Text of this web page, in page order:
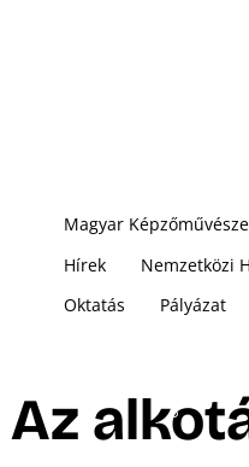
Magyar
Hírek
Nemzetközi
Oktatás
Pályázat
Az